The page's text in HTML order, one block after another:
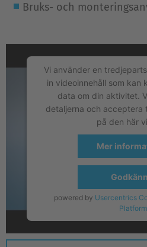
Bruks- och
Vi använder en
in videoinnehåll som kan
data om din aktivitet.
detaljerna och acceptera
på den här
Mer
Godkänn
powered by Usercentrics
Platform